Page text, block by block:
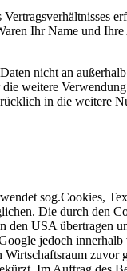
Ihr Name und
nicht an
weitere Verwendung
in die weitere
sog.Cookies,
Die durch den
den USA übertragen
jedoch innerhalb
Wirtschaftsraum zuvor